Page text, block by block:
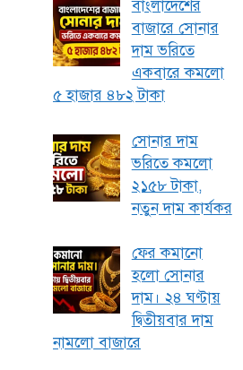
বাংলাদেশের
বাজারে সোনার
দাম ভরিতে
একবারে কমলো
৫ হাজার ৪৮২ টাকা
সোনার দাম
ভরিতে কমলো
২১৫৮ টাকা,
নতুন দাম কার্যকর
ফের কমানো
হলো সোনার
দাম। ২৪ ঘণ্টায়
দ্বিতীয়বার দাম
নামলো বাজারে